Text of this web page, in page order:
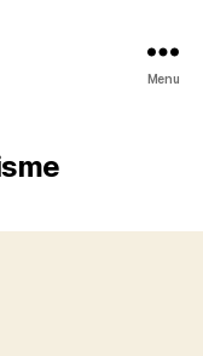
Menu